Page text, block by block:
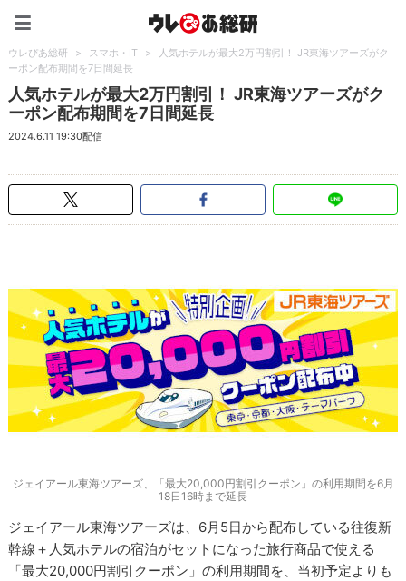
ウレぴあ総研 > スマホ・IT >
人気ホテルが最大2万円割引！ JR東海ツアーズがク
ーポン配布期間を7日間延長
人気ホテルが最大2万円割引！ JR東海ツアーズがク
ーポン配布期間を7日間延長
2024.6.11 19:30配信
ジェイアール東海ツアーズ、「最大20,000円割引クーポン」の利用期間を6月
18日16時まで延長
ジェイアール東海ツアーズは、6月5日から配布している往復新
幹線＋人気ホテルの宿泊がセットになった旅行商品で使える
「最大20,000円割引クーポン」の利用期間を、当初予定よりも